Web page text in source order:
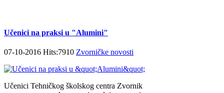
Učenici na praksi u "Alumini"
07-10-2016 Hits:7910 Zvorničke novosti
Učenici Tehničkog školskog centra Zvornik